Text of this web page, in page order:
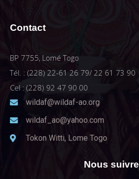
Contact
BP 7755, Lomé Togo
Tél. : (228) 22-61 26 79/ 22 61 73 90
Cel : (228) 92 47 90 00
wildaf@wildaf-ao.org
wildaf_ao@yahoo.com
Tokon Witti, Lome Togo
Nous suivre